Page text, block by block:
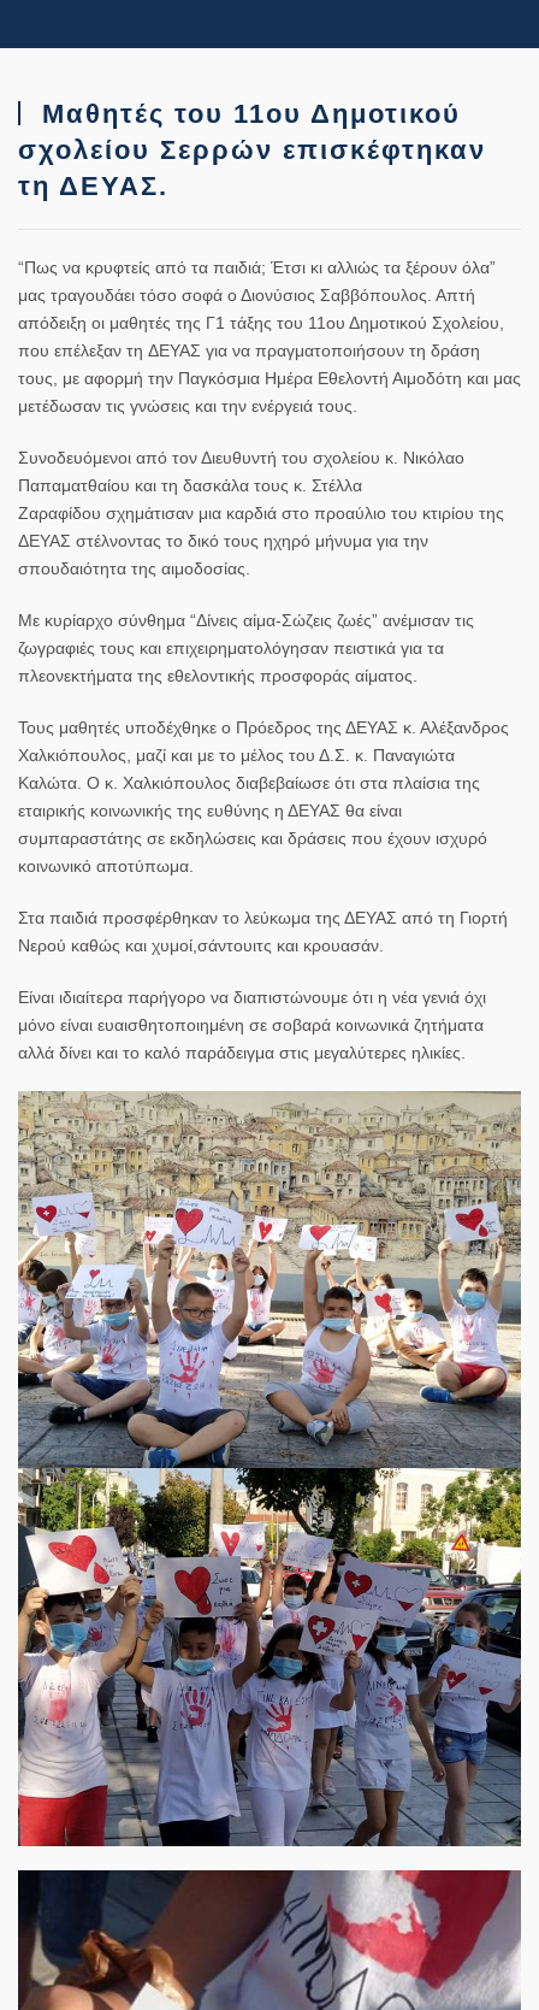
Μαθητές του 11ου Δημοτικού
σχολείου Σερρών επισκέφτηκαν
τη ΔΕΥΑΣ.
“Πως να κρυφτείς από τα παιδιά; Έτσι κι αλλιώς τα ξέρουν όλα”
μας τραγουδάει τόσο σοφά ο Διονύσιος Σαββόπουλος. Απτή
απόδειξη οι μαθητές της Γ1 τάξης του 11ου Δημοτικού Σχολείου,
που επέλεξαν τη ΔΕΥΑΣ για να πραγματοποιήσουν τη δράση
τους, με αφορμή την Παγκόσμια Ημέρα Εθελοντή Αιμοδότη και μας
μετέδωσαν τις γνώσεις και την ενέργειά τους.
Συνοδευόμενοι από τον Διευθυντή του σχολείου κ. Νικόλαο
Παπαματθαίου και τη δασκάλα τους κ. Στέλλα
Ζαραφίδου σχημάτισαν μια καρδιά στο προαύλιο του κτιρίου της
ΔΕΥΑΣ στέλνοντας το δικό τους ηχηρό μήνυμα για την
σπουδαιότητα της αιμοδοσίας.
Με κυρίαρχο σύνθημα “Δίνεις αίμα-Σώζεις ζωές” ανέμισαν τις
ζωγραφιές τους και επιχειρηματολόγησαν πειστικά για τα
πλεονεκτήματα της εθελοντικής προσφοράς αίματος.
Τους μαθητές υποδέχθηκε ο Πρόεδρος της ΔΕΥΑΣ κ. Αλέξανδρος
Χαλκιόπουλος, μαζί και με το μέλος του Δ.Σ. κ. Παναγιώτα
Καλώτα. Ο κ. Χαλκιόπουλος διαβεβαίωσε ότι στα πλαίσια της
εταιρικής κοινωνικής της ευθύνης η ΔΕΥΑΣ θα είναι
συμπαραστάτης σε εκδηλώσεις και δράσεις που έχουν ισχυρό
κοινωνικό αποτύπωμα.
Στα παιδιά προσφέρθηκαν το λεύκωμα της ΔΕΥΑΣ από τη Γιορτή
Νερού καθώς και χυμοί,σάντουιτς και κρουασάν.
Είναι ιδιαίτερα παρήγορο να διαπιστώνουμε ότι η νέα γενιά όχι
μόνο είναι ευαισθητοποιημένη σε σοβαρά κοινωνικά ζητήματα
αλλά δίνει και το καλό παράδειγμα στις μεγαλύτερες ηλικίες.